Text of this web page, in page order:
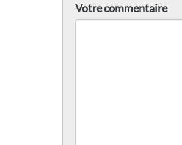
Votre commentaire